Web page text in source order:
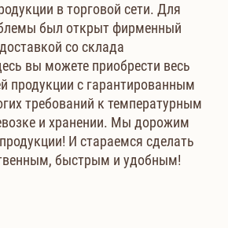
в торговой сети. Для
был открыт фирменный
со склада
вы можете приобрести весь
продукции с гарантированным
требований к температурным
и хранении. Мы дорожим
И стараемся сделать
быстрым и удобным!